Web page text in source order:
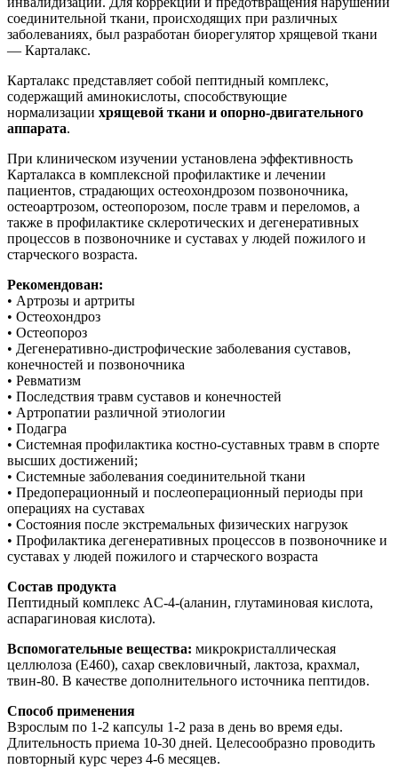
соединительной ткани, происходящих при различных
заболеваниях, был разработан биорегулятор хрящевой ткани
— Карталакс.
Карталакс представляет собой пептидный комплекс,
содержащий аминокислоты, способствующие
нормализации хрящевой ткани и опорно-двигательного
аппарата.
При клиническом изучении установлена эффективность
Карталакса в комплексной профилактике и лечении
пациентов, страдающих остеохондрозом позвоночника,
остеоартрозом, остеопорозом, после травм и переломов, а
также в профилактике склеротических и дегенеративных
процессов в позвоночнике и суставах у людей пожилого и
старческого возраста.
Рекомендован:
• Артрозы и артриты
• Остеохондроз
• Остеопороз
• Дегенеративно-дистрофические заболевания суставов,
конечностей и позвоночника
• Ревматизм
• Последствия травм суставов и конечностей
• Артропатии различной этиологии
• Подагра
• Системная профилактика костно-суставных травм в спорте
высших достижений;
• Системные заболевания соединительной ткани
• Предоперационный и послеоперационный периоды при
операциях на суставах
• Состояния после экстремальных физических нагрузок
• Профилактика дегенеративных процессов в позвоночнике и
суставах у людей пожилого и старческого возраста
Состав продукта
Пептидный комплекс АC-4-(аланин, глутаминовая кислота,
аспарагиновая кислота).
Вспомогательные вещества: микрокристаллическая
целлюлоза (Е460), сахар свекловичный, лактоза, крахмал,
твин-80. В качестве дополнительного источника пептидов.
Способ применения
Взрослым по 1-2 капсулы 1-2 раза в день во время еды.
Длительность приема 10-30 дней. Целесообразно проводить
повторный курс через 4-6 месяцев.